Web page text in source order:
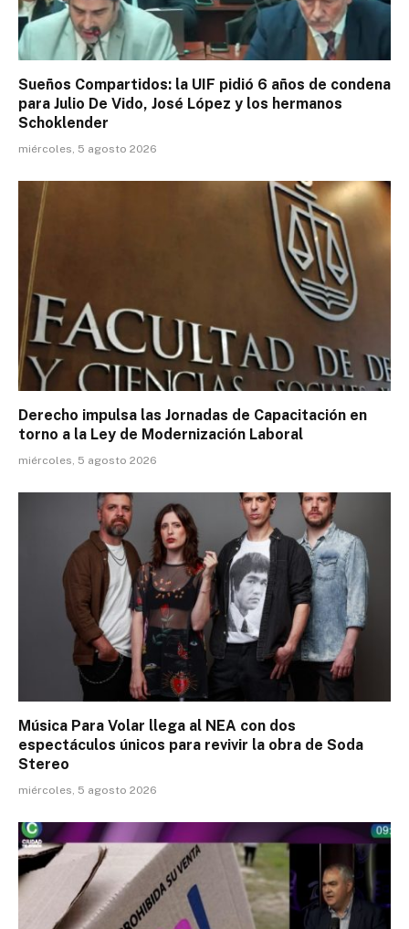
Sueños Compartidos: la UIF pidió 6 años de condena
para Julio De Vido, José López y los hermanos
Schoklender
miércoles, 5 agosto 2026
Derecho impulsa las Jornadas de Capacitación en
torno a la Ley de Modernización Laboral
miércoles, 5 agosto 2026
Música Para Volar llega al NEA con dos
espectáculos únicos para revivir la obra de Soda
Stereo
miércoles, 5 agosto 2026